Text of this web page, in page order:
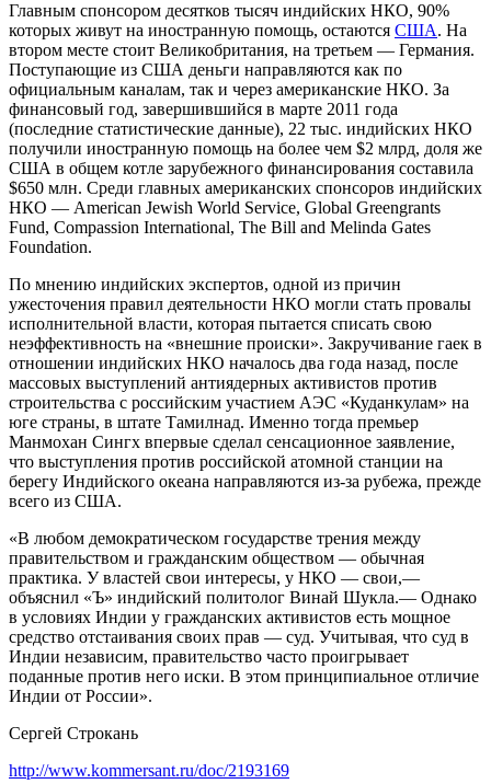
Главным спонсором десятков тысяч индийских НКО, 90%
которых живут на иностранную помощь, остаются США. На
втором месте стоит Великобритания, на третьем — Германия.
Поступающие из США деньги направляются как по
официальным каналам, так и через американские НКО. За
финансовый год, завершившийся в марте 2011 года
(последние статистические данные), 22 тыс. индийских НКО
получили иностранную помощь на более чем $2 млрд, доля же
США в общем котле зарубежного финансирования составила
$650 млн. Среди главных американских спонсоров индийских
НКО — American Jewish World Service, Global Greengrants
Fund, Compassion International, The Bill and Melinda Gates
Foundation.
По мнению индийских экспертов, одной из причин
ужесточения правил деятельности НКО могли стать провалы
исполнительной власти, которая пытается списать свою
неэффективность на «внешние происки». Закручивание гаек в
отношении индийских НКО началось два года назад, после
массовых выступлений антиядерных активистов против
строительства с российским участием АЭС «Куданкулам» на
юге страны, в штате Тамилнад. Именно тогда премьер
Манмохан Сингх впервые сделал сенсационное заявление,
что выступления против российской атомной станции на
берегу Индийского океана направляются из-за рубежа, прежде
всего из США.
«В любом демократическом государстве трения между
правительством и гражданским обществом — обычная
практика. У властей свои интересы, у НКО — свои,—
объяснил «Ъ» индийский политолог Винай Шукла.— Однако
в условиях Индии у гражданских активистов есть мощное
средство отстаивания своих прав — суд. Учитывая, что суд в
Индии независим, правительство часто проигрывает
поданные против него иски. В этом принципиальное отличие
Индии от России».
Сергей Строкань
http://www.kommersant.ru/doc/2193169